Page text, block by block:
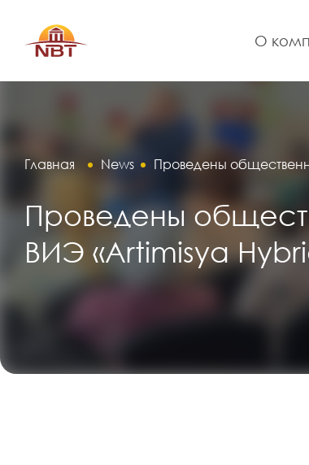
О
Главная News Проведены
Проведены
ВИЭ «Artimisya